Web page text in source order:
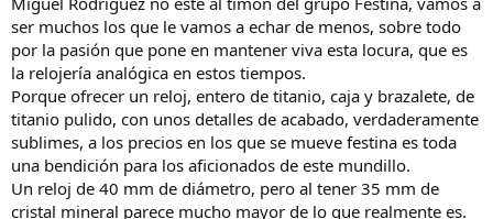
h
i
l
o
o
ser muchos los que le vamos a echar de menos, sobre todo
por la pasión que pone en mantener viva esta locura, que es
la relojería analógica en estos tiempos.
Porque ofrecer un reloj, entero de titanio, caja y brazalete, de
titanio pulido, con unos detalles de acabado, verdaderamente
sublimes, a los precios en los que se mueve festina es toda
una bendición para los aficionados de este mundillo.
Un reloj de 40 mm de diámetro, pero al tener 35 mm de
cristal mineral parece mucho mayor de lo que realmente es.